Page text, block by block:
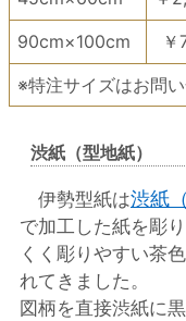
90cm×100cm
※特注サイズはお問い
渋紙（型地紙）
伊勢型紙は渋紙
で加工した紙を彫
くく彫りやすい茶
れてきました。
図柄を直接渋紙に